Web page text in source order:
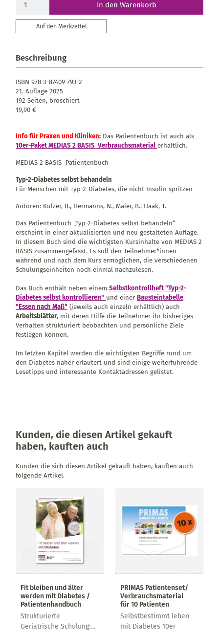
In den Warenkorb
Auf den Merkzettel
Beschreibung
ISBN 978-3-87409-793-2
21. Auflage 2025
192 Seiten, broschiert
19,90 €
Info für Praxen und Kliniken: Das Patientenbuch ist auch als
10er-Paket MEDIAS 2 BASIS Verbrauchsmaterial erhältlich.
MEDIAS 2 BASIS Patientenbuch
Typ-2-Diabetes selbst behandeln
Für Menschen mit Typ-2-Diabetes, die nicht Insulin spritzen
Autoren: Kulzer, B., Hermanns, N., Maier, B., Haak, T.
Das Patientenbuch „Typ-2-Diabetes selbst behandeln“
erscheint in einer aktualisierten und neu gestalteten Auflage.
In diesem Buch sind die wichtigsten Kursinhalte von MEDIAS 2
BASIS zusammengefasst. Es soll den Teilnehmer*innen
während und nach dem Kurs ermöglichen, die verschiedenen
Schulungseinheiten noch einmal nachzulesen.
Das Buch enthält neben einem Selbstkontrollheft "Typ-2-
Diabetes selbst kontrollieren" und einer Bausteintabelle
"Essen nach Maß" (jeweils auch einzeln erhältlich) auch
Arbeitsblätter, mit deren Hilfe die Teilnehmer ihr bisheriges
Verhalten strukturiert beobachten und persönliche Ziele
festlegen können.
Im letzten Kapitel werden die wichtigsten Begriffe rund um
den Diabetes näher erläutert und sind einige weiterführende
Lesetipps und interessante Kontaktadressen gelistet.
Kunden, die diesen Artikel gekauft
haben, kauften auch
Kunden die sich diesen Artikel gekauft haben, kauften auch
folgende Artikel.
Fit bleiben und älter
werden mit Diabetes /
Patientenhandbuch
Strukturierte
Geriatrische Schulung:
PRIMAS Patientenset/
Verbrauchsmaterial
für 10 Patienten
Selbstbestimmt leben
mit Diabetes 10er